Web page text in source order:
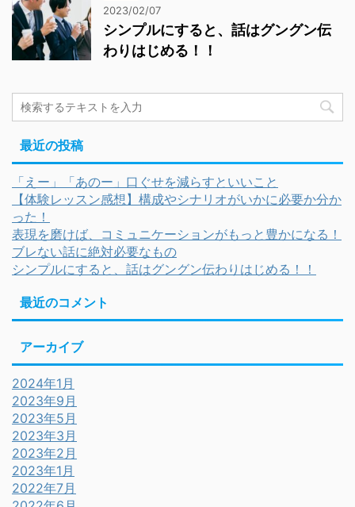
2023/02/07
シンプルにすると、話はグングン伝
わりはじめる！！
最近の投稿
「えー」「あのー」口ぐせを減らすといいこと
【体験レッスン感想】構成やシナリオがいかに必要か分か
った！
表現を磨けば、コミュニケーションがもっと豊かになる！
ブレない話に絶対必要なもの
シンプルにすると、話はグングン伝わりはじめる！！
最近のコメント
アーカイブ
2024年1月
2023年9月
2023年5月
2023年3月
2023年2月
2023年1月
2022年7月